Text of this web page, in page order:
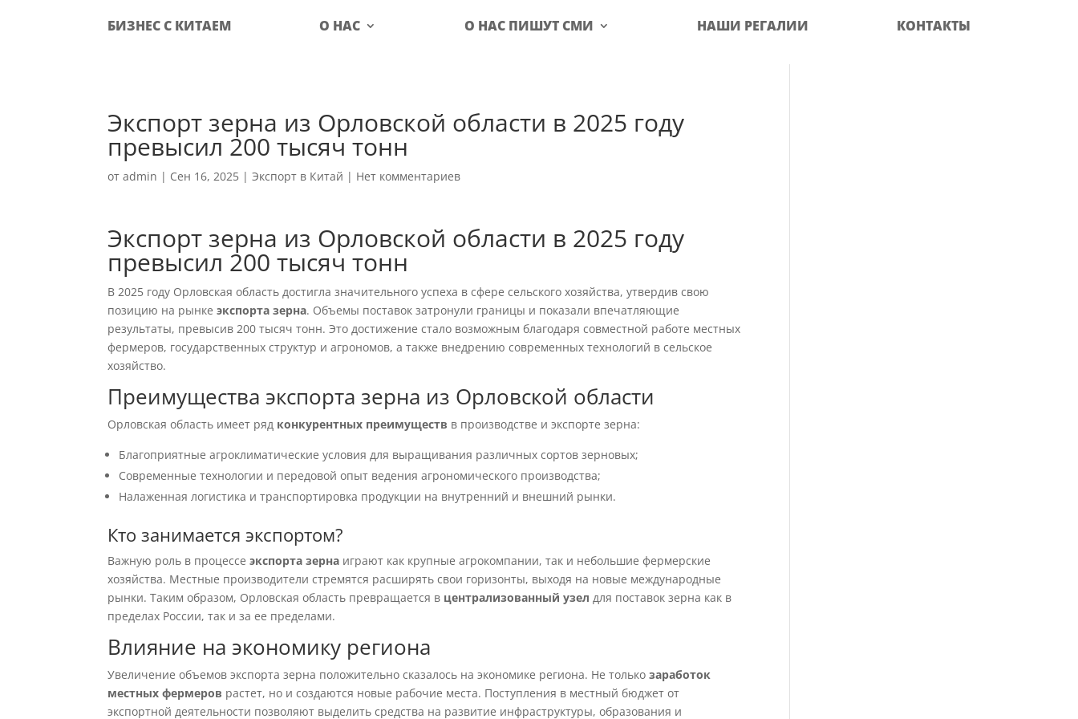
БИЗНЕС С КИТАЕМ О НАС О НАС ПИШУТ СМИ НАШИ РЕГАЛИИ КОНТАКТЫ
Экспорт зерна из Орловской области в 2025 году
превысил 200 тысяч тонн
отadmin | Сен 16, 2025 |Экспорт в Китай | Нет комментариев
Экспорт зерна из Орловской области в 2025 году
превысил 200 тысяч тонн
В 2025 году Орловская область достигла значительного успеха в сфере сельского хозяйства, утвердив свою
позицию на рынкеэкспорта зерна. Объемы поставок затронули границы и показали впечатляющие
результаты, превысив 200 тысяч тонн. Это достижение стало возможным благодаря совместной работе местных
фермеров, государственных структур и агрономов, а также внедрению современных технологий в сельское
хозяйство.
Преимущества экспорта зерна из Орловской области
Орловская область имеет ряд конкурентных преимуществ в производстве и экспорте зерна:
Благоприятные агроклиматические условия для выращивания различных сортов зерновых;
Современные технологии и передовой опыт ведения агрономического производства;
Налаженная логистика и транспортировка продукции на внутренний и внешний рынки.
Кто занимается экспортом?
Важную роль в процессеэкспорта зерна играют как крупные агрокомпании, так и небольшие фермерские
хозяйства. Местные производители стремятся расширять свои горизонты, выходя на новые международные
рынки. Таким образом, Орловская область превращается в централизованный узел для поставок зерна как в
пределах России, так и за ее пределами.
Влияние на экономику региона
Увеличение объемов экспорта зерна положительно сказалось на экономике региона. Не толькозаработок
местных фермеров растет, но и создаются новые рабочие места. Поступления в местный бюджет от
экспортной деятельности позволяют выделить средства на развитие инфраструктуры, образования и